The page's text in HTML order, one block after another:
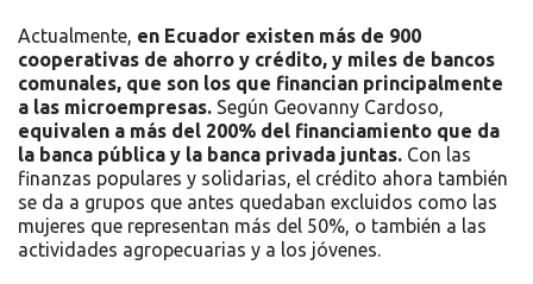
Actualmente, en Ecuador existen más de 900
cooperativas de ahorro y crédito, y miles de bancos
comunales, que son los que financian principalmente
a las microempresas. Según Geovanny Cardoso,
equivalen a más del 200% del financiamiento que da
la banca pública y la banca privada juntas. Con las
finanzas populares y solidarias, el crédito ahora también
se da a grupos que antes quedaban excluidos como las
mujeres que representan más del 50%, o también a las
actividades agropecuarias y a los jóvenes.